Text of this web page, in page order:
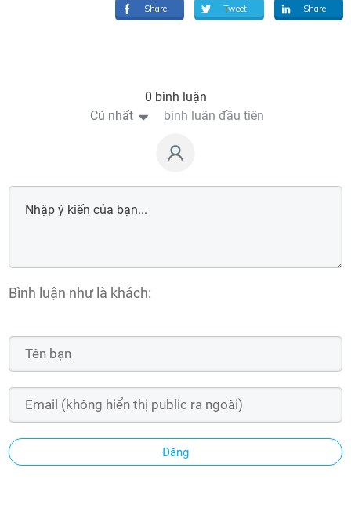
Share Tweet Share
0 bình luận
Cũ nhất
bình luận đầu tiên
Bình luận như là khách:
Đăng